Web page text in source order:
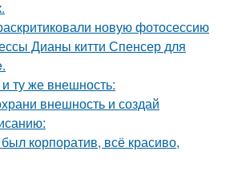
новую фотосессию
Дианы китти Спенсер для
ту же внешность:
внешность и создай
корпоратив, всё красиво,